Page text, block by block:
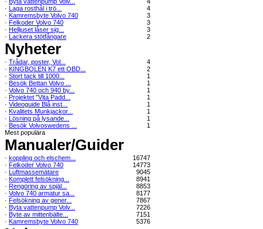
· Laga rosthål i trö...
4
· Kamremsbyte Volvo 740
3
· Felkoder Volvo 740
3
· Helljuset låser sig...
3
· Lackera stötfångare 2
Nyheter
· Trådar, poster, Vol...
4
· KINGBOLEN K7 ett OBD...
2
· Stort tack till 1000...
1
· Besök Bettan Volvo ...
1
· Volvo 740 och 940 by...
1
· Projektet "Vita Padd...
1
· Videoguide Blå inst...
1
· Kvalitets Munkjackor...
1
· Lösning på lysande...
1
· Besök Volvoswedens ...
1
Mest populära
Manualer/Guider
· koppling och elschem...
16747
· Felkoder Volvo 740
14773
· Luftmassemätare
9045
· Komplett felsökning...
8941
· Rengöring av spjäl...
8853
· Volvo 740 armatur sa...
8177
· Felsökning av gener...
7867
· Byta vattenpump Volv...
7226
· Byte av mittenbälte...
7151
· Kamremsbyte Volvo 740 5376